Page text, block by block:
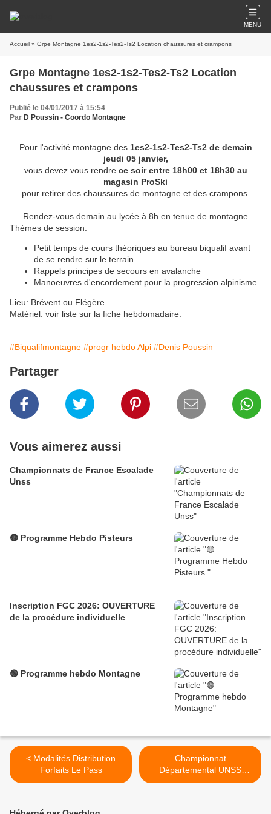
MENU
Accueil » Grpe Montagne 1es2-1s2-Tes2-Ts2 Location chaussures et crampons
Grpe Montagne 1es2-1s2-Tes2-Ts2 Location
chaussures et crampons
Publié le 04/01/2017 à 15:54
Par D Poussin - Coordo Montagne
Pour l'activité montagne des 1es2-1s2-Tes2-Ts2 de demain
jeudi 05 janvier,
vous devez vous rendre ce soir entre 18h00 et 18h30 au
magasin ProSki
pour retirer des chaussures de montagne et des crampons.
Rendez-vous demain au lycée à 8h en tenue de montagne
Thèmes de session:
Petit temps de cours théoriques au bureau biqualif avant
de se rendre sur le terrain
Rappels principes de secours en avalanche
Manoeuvres d'encordement pour la progression alpinisme
Lieu: Brévent ou Flégère
Matériel: voir liste sur la fiche hebdomadaire.
#Biqualifmontagne #progr hebdo Alpi #Denis Poussin
Partager
Vous aimerez aussi
Championnats de France Escalade
Unss
🟡 Programme Hebdo Pisteurs
Inscription FGC 2026: OUVERTURE
de la procédure individuelle
🟢 Programme hebdo Montagne
< Modalités Distribution
Forfaits Le Pass
Championnat
Départemental UNSS
17/01/17 - Les Planards >